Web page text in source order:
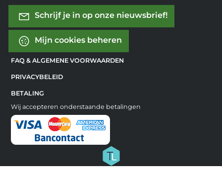
Schrijf je in op onze nieuwsbrief!
Mijn cookies beheren
FAQ & ALGEMENE VOORWAARDEN
PRIVACYBELEID
BETALING
Wij accepteren onderstaande betalingen